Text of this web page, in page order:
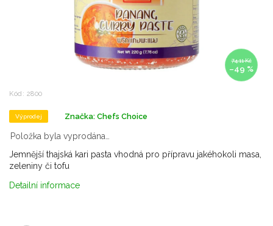
74,11 Kč
–49 %
Kód: 2800
Výprodej Značka: Chefs Choice
Položka byla vyprodána…
Jemnější thajská kari pasta vhodná pro přípravu jakéhokoli masa,
zeleniny či tofu
Detailní informace